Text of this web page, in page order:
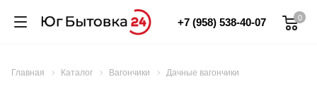
0
+7 (958) 538-40-07
Главная Каталог Вагончики Дачные вагончики